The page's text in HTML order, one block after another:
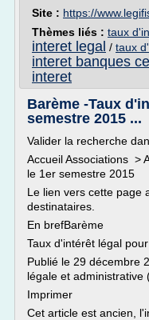
Site : https://
Thèmes liés : taux
interet legal / taux
interet banques
interet
Barème -Taux
semestre 2015 ...
Valider la recherche
Accueil Associations >
le 1er semestre 2015
Le lien vers cette page
destinataires.
En brefBarème
Taux d'intérêt légal
Publié le 29 décembre
légale et administrative
Imprimer
Cet article est ancien,